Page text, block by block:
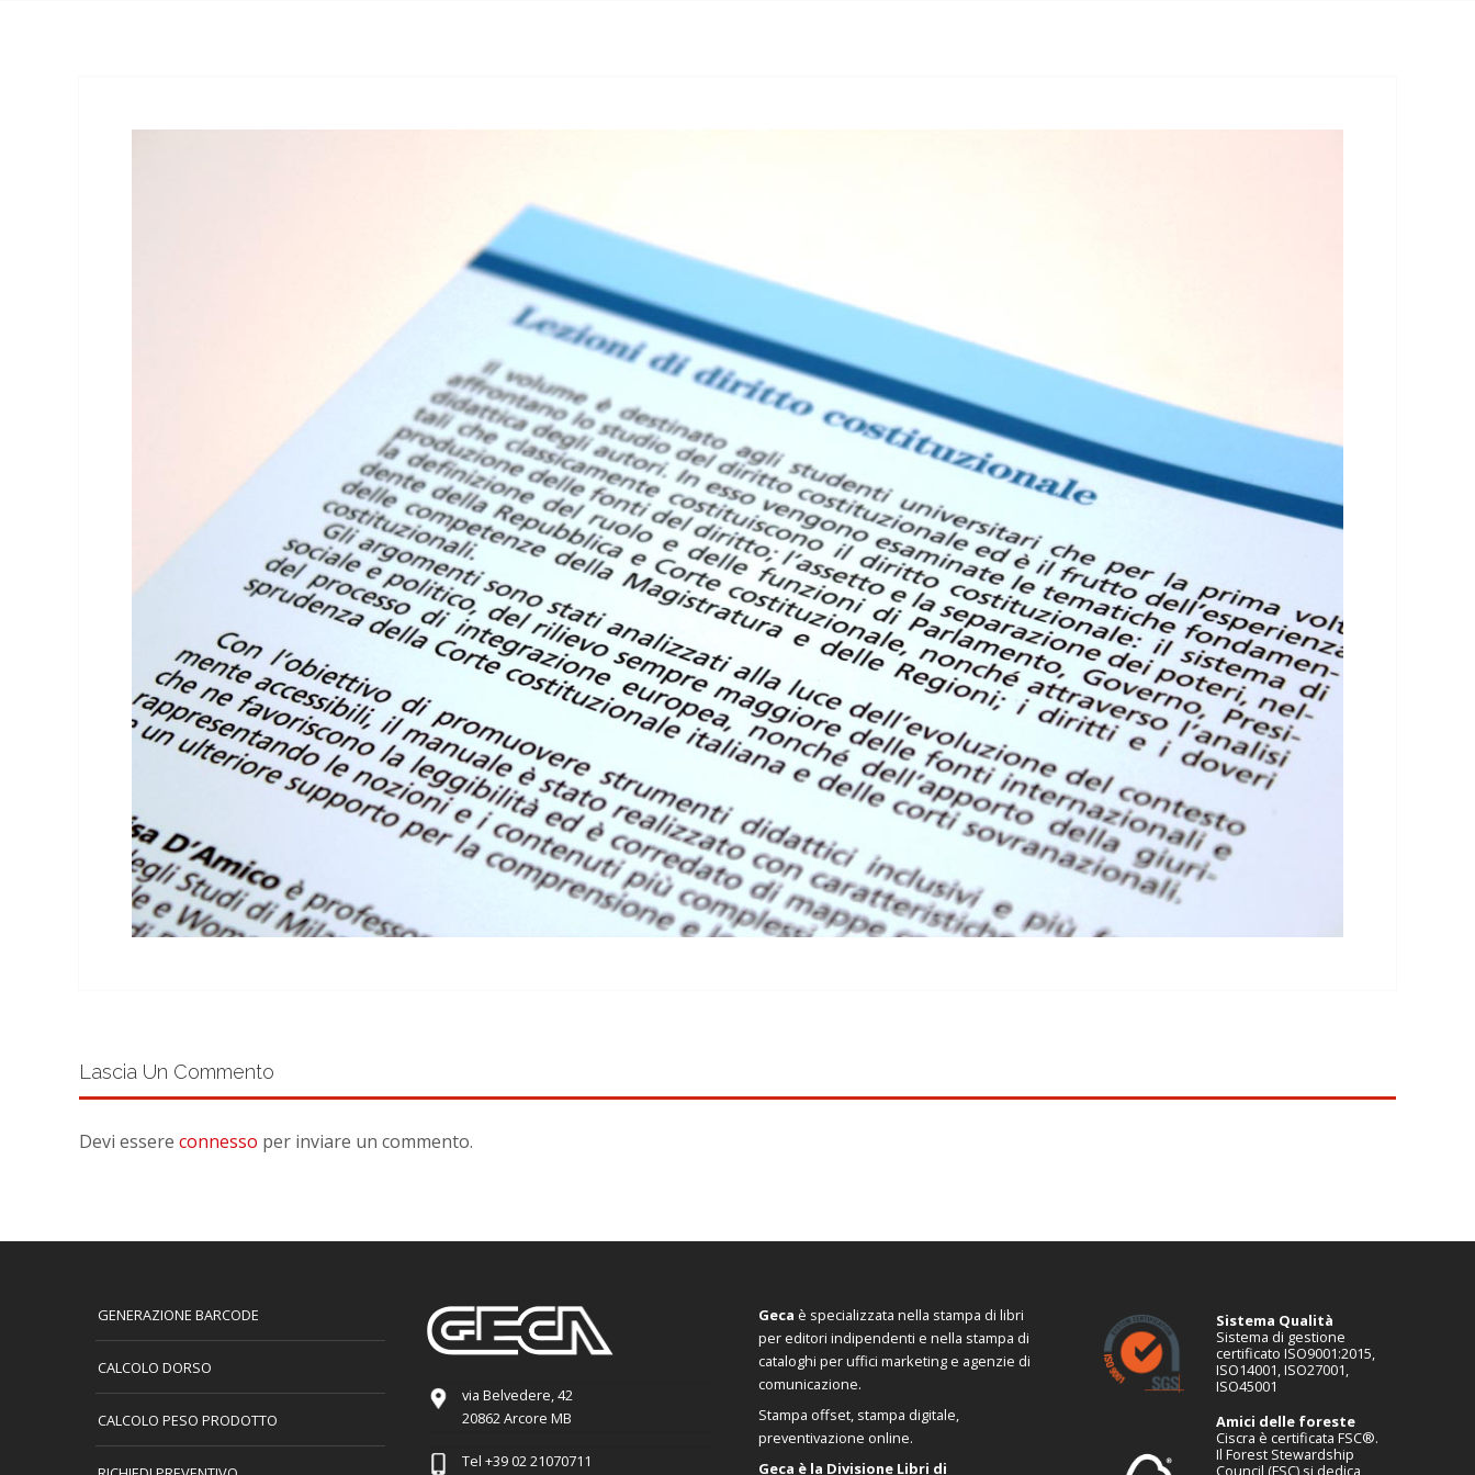
Lascia Un Commento
Devi essere connesso per inviare un commento.
GENERAZIONE BARCODE
CALCOLO DORSO
CALCOLO PESO PRODOTTO
via Belvedere, 42
20862 Arcore MB
Tel +39 02 21070711
Geca è specializzata nella stampa di libri
per editori indipendenti e nella stampa di
cataloghi per uffici marketing e agenzie di
comunicazione.
Stampa offset, stampa digitale,
preventivazione online.
Geca è la Divisione Libri di
Sistema Qualità
Sistema di gestione
certificato ISO9001:2015,
ISO14001, ISO27001,
ISO45001
Amici delle foreste
Ciscra è certificata FSC®.
Il Forest Stewardship
Council (FSC) si dedica